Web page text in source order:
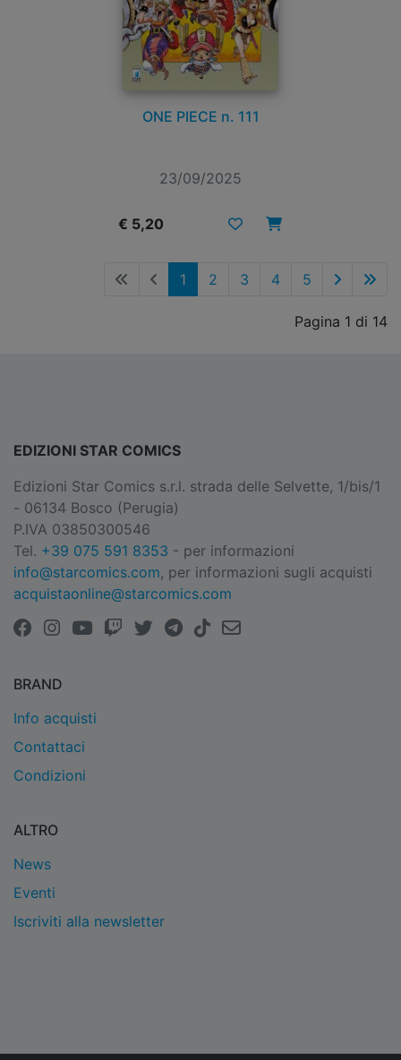
ONE PIECE n. 111
23/09/2025
€ 5,20
1 2 3 4 5
Pagina 1 di 14
EDIZIONI STAR COMICS
Edizioni Star Comics s.r.l. strada delle Selvette, 1/bis/1
- 06134 Bosco (Perugia)
P.IVA 03850300546
Tel. +39 075 591 8353 - per informazioni
info@starcomics.com, per informazioni sugli acquisti
acquistaonline@starcomics.com
BRAND
Info acquisti
Contattaci
Condizioni
ALTRO
News
Eventi
Iscriviti alla newsletter